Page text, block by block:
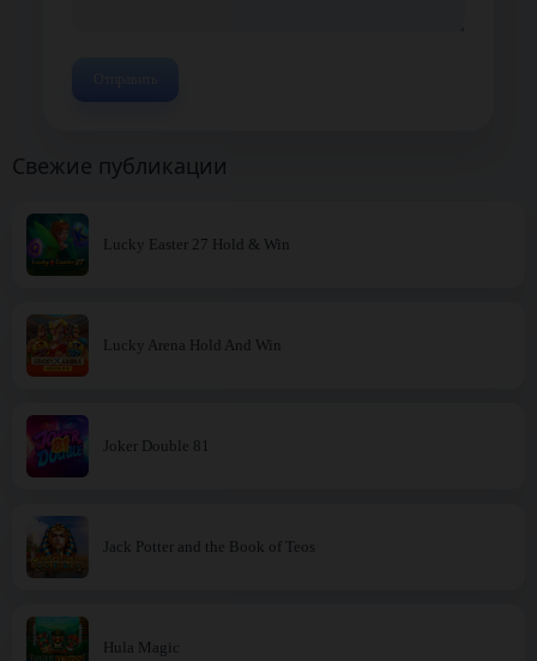
Свежие публикации
Lucky Easter 27 Hold & Win
Lucky Arena Hold And Win
Joker Double 81
Jack Potter and the Book of Teos
Hula Magic